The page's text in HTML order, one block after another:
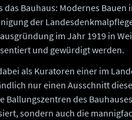
Bauhaus: Modernes Bauen
der
im Jahr 1919 in
und gewürdigt werden.
als Kuratoren einer im
nur einen Ausschnitt
des
sondern auch die